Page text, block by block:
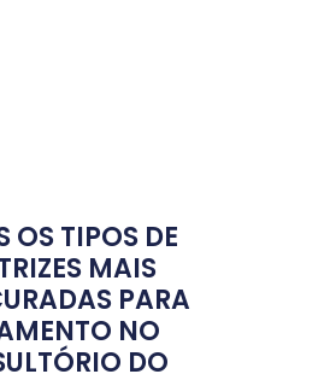
OS TIPOS DE
MAIS
PARA
NO
DO